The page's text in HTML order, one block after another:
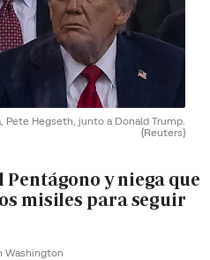
Pete Hegseth, junto a Donald Trump.
(Reuters)
Pentágono y niega que
misiles para seguir
Washington